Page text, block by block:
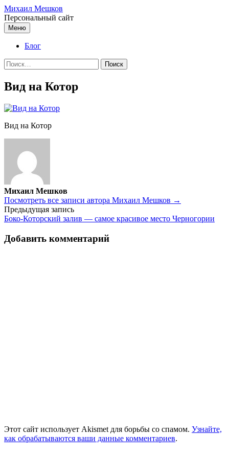
Перейти
к
содержимому
Михаил Мешков
Персональный сайт
Меню
Блог
Найти:
Вид на Котор
Вид на Котор
Михаил Мешков
Посмотреть все записи автора Михаил Мешков →
Навигация
по
записям
Предыдущая запись
Боко-Которский залив — самое красивое место Черногории
Добавить комментарий
Этот сайт использует Akismet для борьбы со спамом. Узнайте,
как обрабатываются ваши данные комментариев.